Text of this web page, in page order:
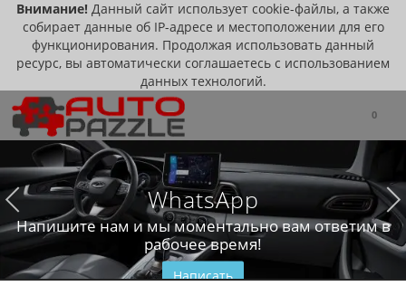
Внимание! Данный сайт использует cookie-файлы, а также
собирает данные об IP-адресе и местоположении для его
функционирования. Продолжая использовать данный
ресурс, вы автоматически соглашаетесь с использованием
данных технологий.
0
WhatsApp
Напишите нам и мы моментально вам ответим в
рабочее время!
Написать